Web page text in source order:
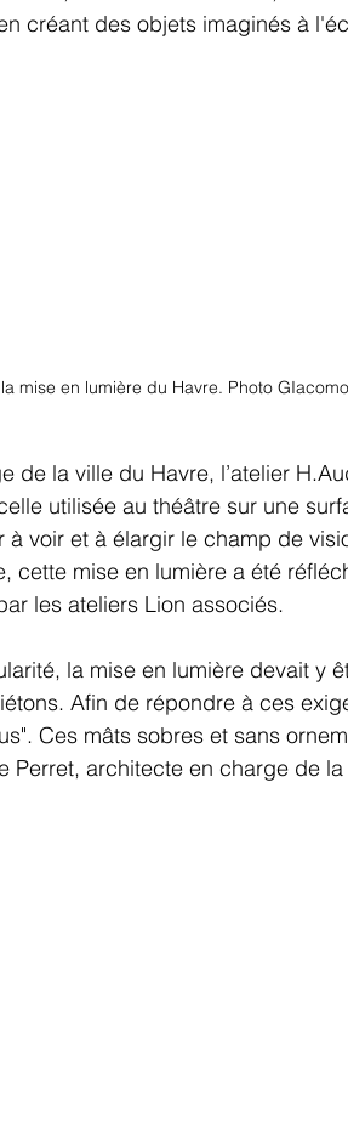
dix ans d'experience
créant des objets imaginés à
mise en lumière du Havre. Photo
de la ville du Havre, l’atelier
utilisée au théâtre sur une
voir et à élargir le champ de
cette mise en lumière a été
les ateliers Lion associés.
la mise en lumière devait y
Afin de répondre à ces
Ces mâts sobres et sans
Perret, architecte en charge de